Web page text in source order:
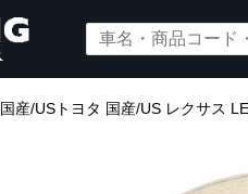
国産/USトヨタ 国産/US レクサス